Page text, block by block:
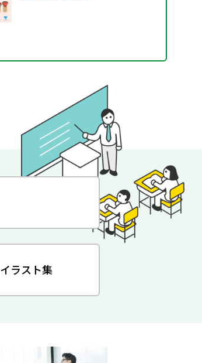
イラスト集